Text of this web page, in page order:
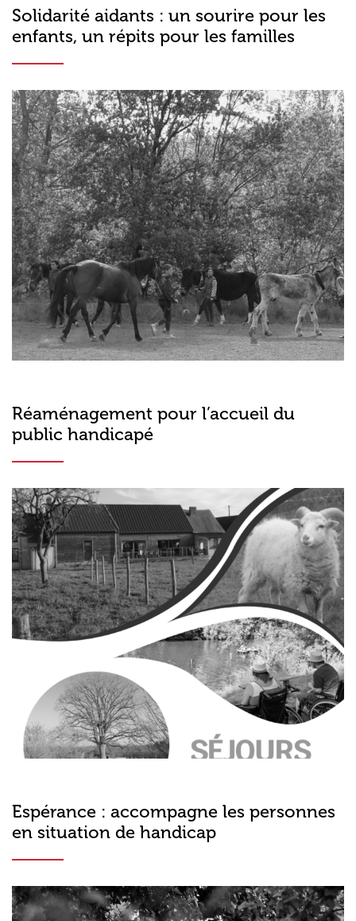
Solidarité aidants : un sourire pour les
enfants, un répits pour les familles
Réaménagement pour l’accueil du
public handicapé
Espérance : accompagne les personnes
en situation de handicap